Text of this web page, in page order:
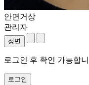
안면거상
관리자
로그인 후 확인 가능합
로그인